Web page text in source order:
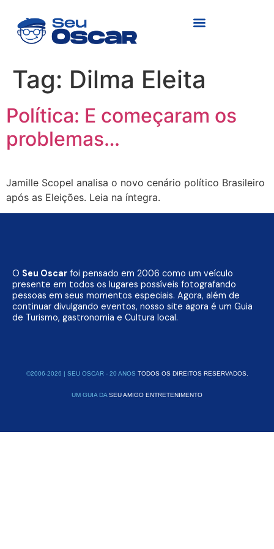
Tag: Dilma Eleita
Política: E começaram os
problemas…
Jamille Scopel analisa o novo cenário político Brasileiro
após as Eleições. Leia na íntegra.
O Seu Oscar foi pensado em 2006 como um veículo
presente em todos os lugares possíveis fotografando
pessoas em seus momentos especiais. Agora, além de
continuar divulgando eventos, nosso site agora é um Guia
de Turismo, gastronomia e Cultura local.
©2006-2026 | SEU OSCAR - 20 ANOS TODOS OS DIREITOS RESERVADOS.
UM GUIA DA SEU AMIGO ENTRETENIMENTO